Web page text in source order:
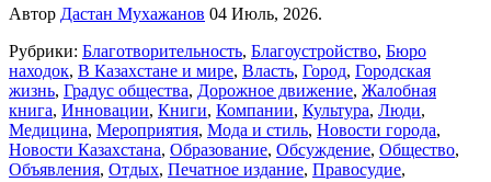
Автор Дастан Мухажанов 04 Июль, 2026.
Рубрики: Благотворительность, Благоустройство, Бюро
находок, В Казахстане и мире, Власть, Город, Городская
жизнь, Градус общества, Дорожное движение, Жалобная
книга, Инновации, Книги, Компании, Культура, Люди,
Медицина, Мероприятия, Мода и стиль, Новости города,
Новости Казахстана, Образование, Обсуждение, Общество,
Объявления, Отдых, Печатное издание, Правосудие,